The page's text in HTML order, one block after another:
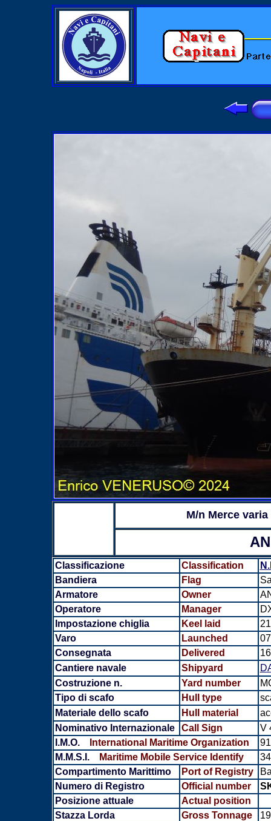
M/n Merce varia
Classificazione Classification
Bandiera
Flag
Armatore
Owner
Operatore
Manager
Impostazione chiglia
Keel laid
Varo
Launched
Consegnata
Delivered
Cantiere navale
Shipyard
Costruzione n.
Yard number
Tipo di scafo
Hull type
Materiale dello scafo
Hull material
Nominativo Internazionale
Call Sign
V
I.M.O.
International Maritime Organization
M.M.S.I.
Maritime Mobile Service Identify
Compartimento Marittimo
Port of Registry
Numero di Registro
Official number
Posizione attuale
Actual position
Stazza Lorda
Gross Tonnage